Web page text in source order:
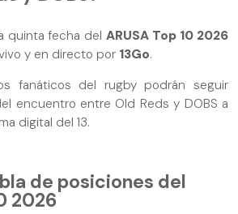
quinta fecha delARUSA Top 10 2026
y en directo por 13Go.
fanáticos del rugby podrán seguir
encuentro entre Old Reds y DOBS a
digital del 13.
de posiciones del
2026